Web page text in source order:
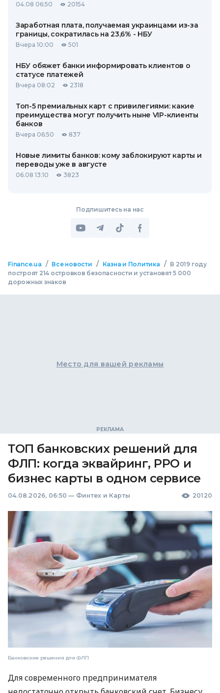
04.08 06:50 20154
Заработная плата, получаемая украинцами из-за
границы, сократилась на 23,6% - НБУ
Вчера 10:00 501
НБУ обяжет банки информировать клиентов о
статусе платежей
Вчера 08:02 2318
Топ-5 премиальных карт с привилегиями: какие
преимущества могут получить ныне VIP-клиенты
банков
Вчера 06:50 837
Новые лимиты банков: кому заблокируют карты и
переводы уже в августе
06.08 13:10 3823
Подпишитесь на нас
Finance.ua / Все новости / Казна и Политика / В 2019 году
построят 214 островков безопасности и установят 5 000
дорожных знаков
Место для вашей рекламы
ТОП банковских решений для
ФЛП: когда эквайринг, РРО и
бизнес карты в одном сервисе
04.08.2026, 06:50 — Финтех и Карты 20120
Банковские решения для ФЛП
Для современного предпринимателя